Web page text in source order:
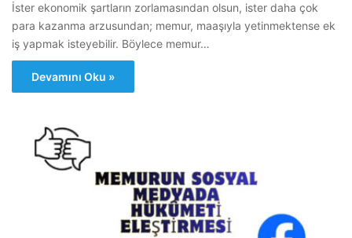
İster ekonomik şartların zorlamasından olsun, ister daha çok
para kazanma arzusundan; memur, maaşıyla yetinmektense ek
iş yapmak isteyebilir. Böylece memur…
Devamını Oku »